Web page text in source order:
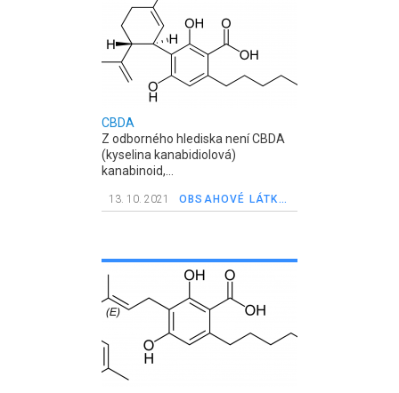
CBDA
Z odborného hlediska není CBDA
(kyselina kanabidiolová)
kanabinoid,...
13. 10. 2021 OBSAHOVÉ LÁTKY V KONOPÍ